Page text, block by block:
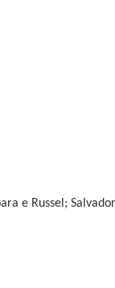
e Russel;